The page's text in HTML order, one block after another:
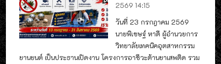
2569 14:15
วันที่ 23 กรกฎาคม 2569
นายพิเชษฐ์ หาดี ผู้อำนวยการ
วิทยาลัยเทคนิคอุตสาหกรรม
ยานยนต์ เป็นประธานเปิดงาน โครงการอาชีวะต้านยาเสพติด รวม